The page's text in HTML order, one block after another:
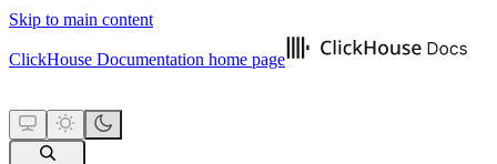
Skip to main content
ClickHouse Documentation home page